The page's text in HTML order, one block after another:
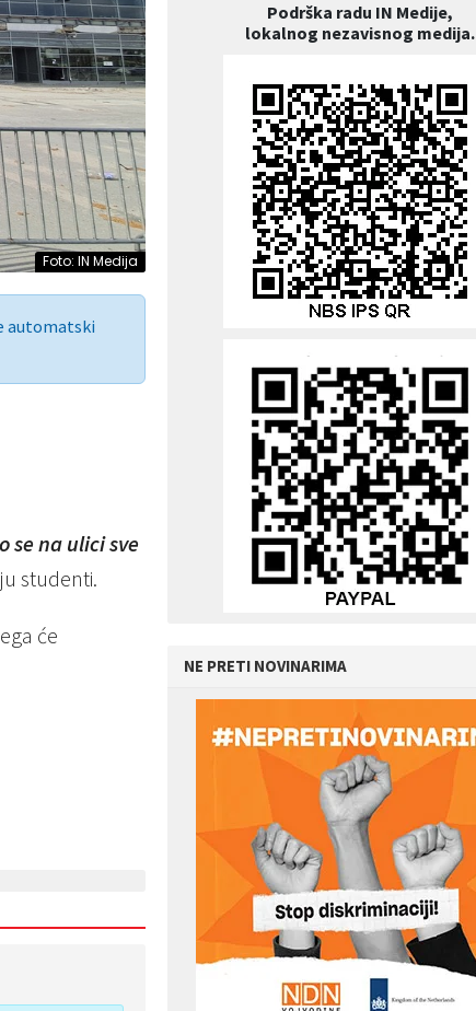
Foto: IN Medija
automatski
se na ulici sve
studenti.
će
Podrška radu IN Medije,
lokalnog nezavisnog medija.
NE PRETI NOVINARIMA